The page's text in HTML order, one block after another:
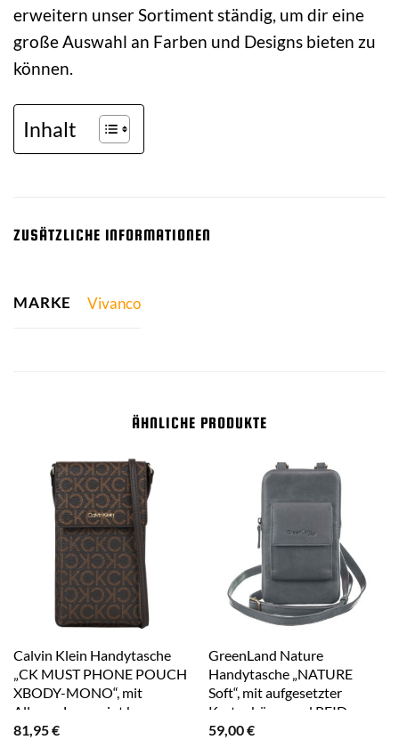
erweitern unser Sortiment ständig, um dir eine
große Auswahl an Farben und Designs bieten zu
können.
Inhalt
ZUSÄTZLICHE INFORMATIONEN
MARKE Vivanco
ÄHNLICHE PRODUKTE
Calvin Klein Handytasche
„CK MUST PHONE POUCH
XBODY-MONO“, mit
Allover-Logoprint braun
81,95€
GreenLand Nature
Handytasche „NATURE
Soft“, mit aufgesetzter
Kartenbörse und RFID-
Schutz blau
59,00€